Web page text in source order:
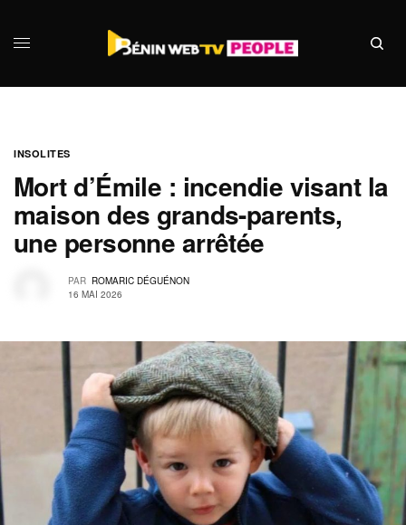
INSOLITES
Mort d’Émile : incendie visant la
maison des grands-parents,
une personne arrêtée
PAR ROMARIC DÉGUÉNON
16 MAI 2026